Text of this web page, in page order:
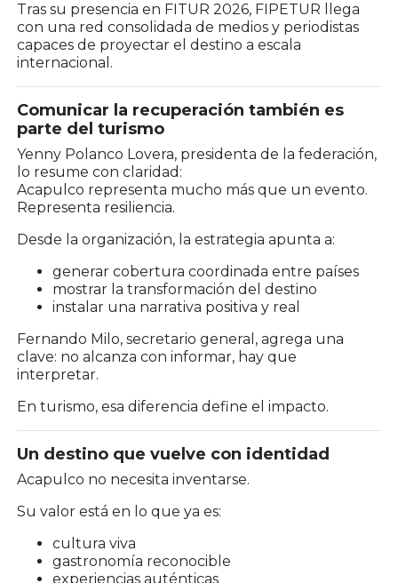
Tras su presencia en FITUR 2026, FIPETUR llega
con una red consolidada de medios y periodistas
capaces de proyectar el destino a escala
internacional.
Comunicar la recuperación también es
parte del turismo
Yenny Polanco Lovera, presidenta de la federación,
lo resume con claridad:
Acapulco representa mucho más que un evento.
Representa resiliencia.
Desde la organización, la estrategia apunta a:
generar cobertura coordinada entre países
mostrar la transformación del destino
instalar una narrativa positiva y real
Fernando Milo, secretario general, agrega una
clave: no alcanza con informar, hay que
interpretar.
En turismo, esa diferencia define el impacto.
Un destino que vuelve con identidad
Acapulco no necesita inventarse.
Su valor está en lo que ya es:
cultura viva
gastronomía reconocible
experiencias auténticas